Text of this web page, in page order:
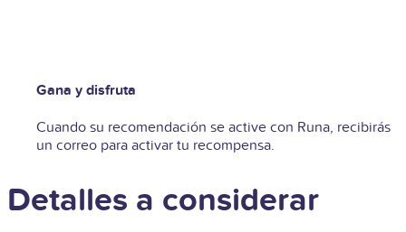
Gana y disfruta
Cuando su recomendación se active con Runa, recibirás
un correo para activar tu recompensa.
Detalles a considerar